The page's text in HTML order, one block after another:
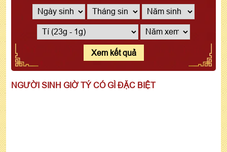
Xem kết quả
NGƯỜI SINH GIỜ TÝ CÓ GÌ ĐẶC BIỆT